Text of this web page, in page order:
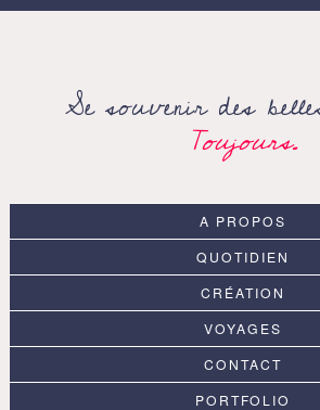
Se souvenir des
Toujours.
A PROPOS
QUOTIDIEN
CRÉATION
VOYAGES
CONTACT
PORTFOLIO